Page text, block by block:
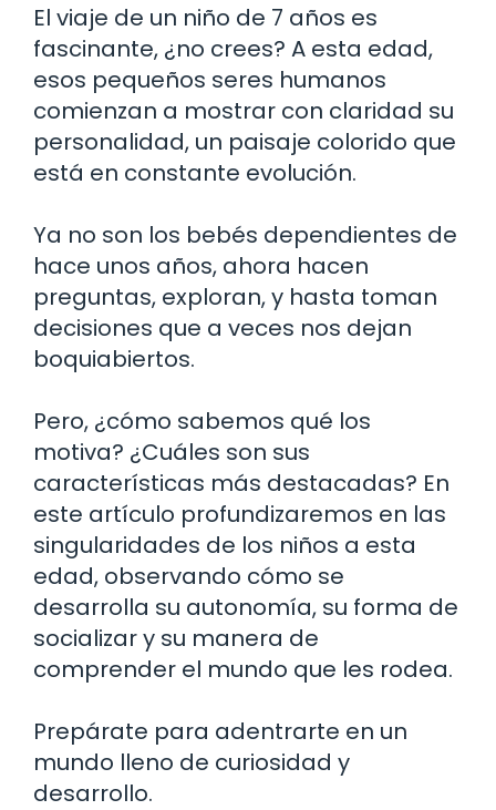
El viaje de un niño de 7 años es
fascinante, ¿no crees? A esta edad,
esos pequeños seres humanos
comienzan a mostrar con claridad su
personalidad, un paisaje colorido que
está en constante evolución.
Ya no son los bebés dependientes de
hace unos años, ahora hacen
preguntas, exploran, y hasta toman
decisiones que a veces nos dejan
boquiabiertos.
Pero, ¿cómo sabemos qué los
motiva? ¿Cuáles son sus
características más destacadas? En
este artículo profundizaremos en las
singularidades de los niños a esta
edad, observando cómo se
desarrolla su autonomía, su forma de
socializar y su manera de
comprender el mundo que les rodea.
Prepárate para adentrarte en un
mundo lleno de curiosidad y
desarrollo.